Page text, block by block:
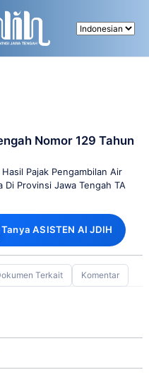
Nomor 129 Tahun
Pajak Pengambilan Air
Di Provinsi Jawa Tengah TA
Tanya ASISTEN AI JDIH
Terkait Komentar